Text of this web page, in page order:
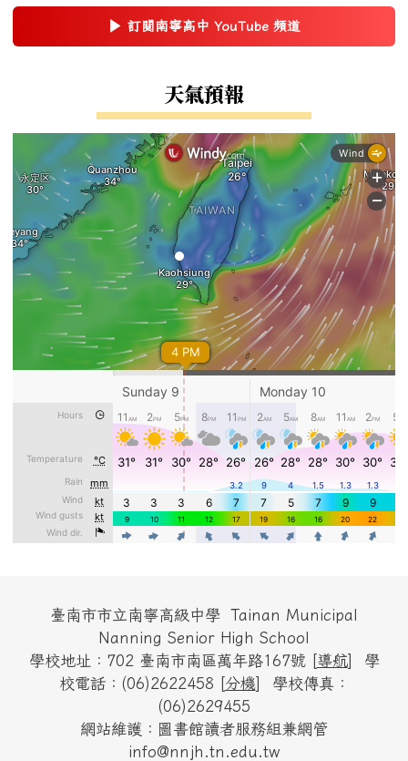
▶ 訂閱南寧高中 YouTube 頻道
(另開新視窗)
天氣預報
頁尾區域內容
臺南市市立南寧高級中學 Tainan Municipal
Nanning Senior High School
學校地址：702 臺南市南區萬年路167號 [導航] 學
校電話：(06)2622458 [分機] 學校傳真：
(06)2629455
網站維護：圖書館讀者服務組兼網管
info@nnjh.tn.edu.tw